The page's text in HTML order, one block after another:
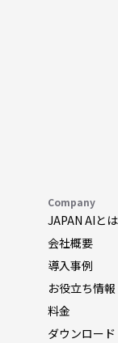
Company
JAPAN AIとは
会社概要
導入事例
お役立ち情報
料金
ダウンロード